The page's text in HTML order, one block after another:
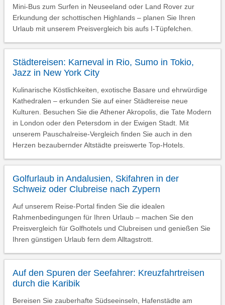
Mini-Bus zum Surfen in Neuseeland oder Land Rover zur
Erkundung der schottischen Highlands – planen Sie Ihren
Urlaub mit unserem Preisvergleich bis aufs I-Tüpfelchen.
Städtereisen: Karneval in Rio, Sumo in Tokio,
Jazz in New York City
Kulinarische Köstlichkeiten, exotische Basare und ehrwürdige
Kathedralen – erkunden Sie auf einer Städtereise neue
Kulturen. Besuchen Sie die Athener Akropolis, die Tate Modern
in London oder den Petersdom in der Ewigen Stadt. Mit
unserem Pauschalreise-Vergleich finden Sie auch in den
Herzen bezaubernder Altstädte preiswerte Top-Hotels.
Golfurlaub in Andalusien, Skifahren in der
Schweiz oder Clubreise nach Zypern
Auf unserem Reise-Portal finden Sie die idealen
Rahmenbedingungen für Ihren Urlaub – machen Sie den
Preisvergleich für Golfhotels und Clubreisen und genießen Sie
Ihren günstigen Urlaub fern dem Alltagstrott.
Auf den Spuren der Seefahrer: Kreuzfahrtreisen
durch die Karibik
Bereisen Sie zauberhafte Südseeinseln, Hafenstädte am